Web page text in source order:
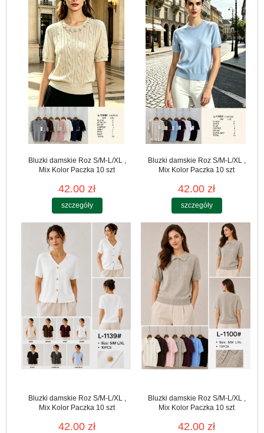
Bluzki damskie Roz S/M-L/XL ,
Mix Kolor Paczka 10 szt
42.00 zł
szczegóły
Bluzki damskie Roz S/M-L/XL ,
Mix Kolor Paczka 10 szt
42.00 zł
szczegóły
Bluzki damskie Roz S/M-L/XL ,
Mix Kolor Paczka 10 szt
42.00 zł
Bluzki damskie Roz S/M-L/XL ,
Mix Kolor Paczka 10 szt
42.00 zł